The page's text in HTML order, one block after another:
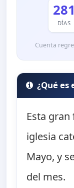
281
DÍAS
Cuenta
¿Qué es
Esta gran
iglesia
Mayo, y
del mes.